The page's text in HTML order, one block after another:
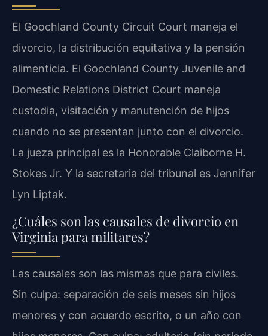
El Goochland County Circuit Court maneja el
divorcio, la distribución equitativa y la pensión
alimenticia. El Goochland County Juvenile and
Domestic Relations District Court maneja
custodia, visitación y manutención de hijos
cuando no se presentan junto con el divorcio.
La jueza principal es la Honorable Claiborne H.
Stokes Jr. Y la secretaria del tribunal es Jennifer
Lyn Liptak.
¿Cuáles son las causales de divorcio en
Virginia para militares?
Las causales son las mismas que para civiles.
Sin culpa: separación de seis meses sin hijos
menores y con acuerdo escrito, o un año con